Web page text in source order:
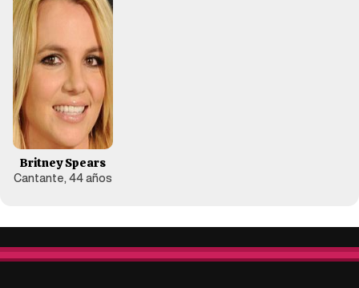
Britney Spears
Cantante, 44 años